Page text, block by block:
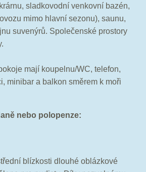
sladkovodní venkovní bazén,
mimo hlavní sezonu), saunu,
suvenýrů. Společenské prostory
mají koupelnu/WC, telefon,
minibar a balkon směrem k moři
nebo polopenze:
blízkosti dlouhé oblázkové